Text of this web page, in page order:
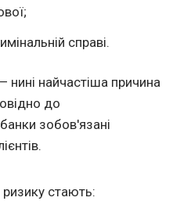
справі.
нині найчастіша причина
до
зобов'язані
стають: